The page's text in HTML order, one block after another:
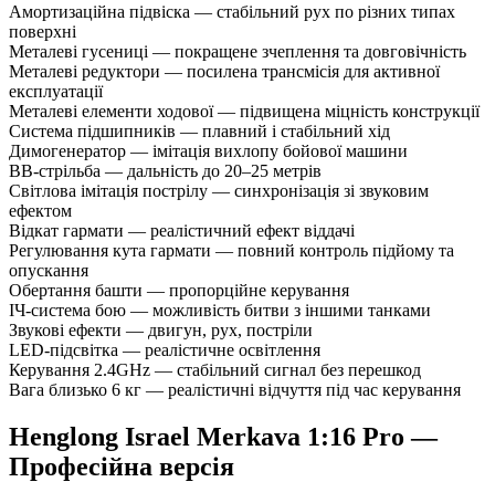
Амортизаційна підвіска — стабільний рух по різних типах
поверхні
Металеві гусениці — покращене зчеплення та довговічність
Металеві редуктори — посилена трансмісія для активної
експлуатації
Металеві елементи ходової — підвищена міцність конструкції
Система підшипників — плавний і стабільний хід
Димогенератор — імітація вихлопу бойової машини
BB-стрільба — дальність до 20–25 метрів
Світлова імітація пострілу — синхронізація зі звуковим
ефектом
Відкат гармати — реалістичний ефект віддачі
Регулювання кута гармати — повний контроль підйому та
опускання
Обертання башти — пропорційне керування
ІЧ-система бою — можливість битви з іншими танками
Звукові ефекти — двигун, рух, постріли
LED-підсвітка — реалістичне освітлення
Керування 2.4GHz — стабільний сигнал без перешкод
Вага близько 6 кг — реалістичні відчуття під час керування
Henglong Israel Merkava 1:16 Pro —
Професійна версія